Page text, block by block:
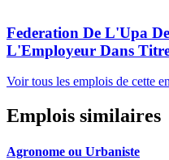
Federation De L'Upa
L'Employeur Dans
Voir tous les emplois de cette
Emplois similaires
Agronome ou Urbaniste